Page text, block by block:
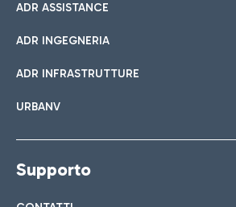
ADR ASSISTANCE
ADR INGEGNERIA
ADR INFRASTRUTTURE
URBANV
Supporto